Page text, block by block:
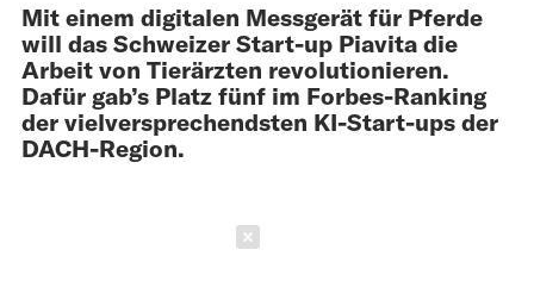
Mit einem digitalen Messgerät für Pferde
will das Schweizer Start-up Piavita die
Arbeit von Tierärzten revolutionieren.
Dafür gab’s Platz fünf im Forbes-Ranking
der vielversprechendsten KI-Start-ups der
DACH-Region.